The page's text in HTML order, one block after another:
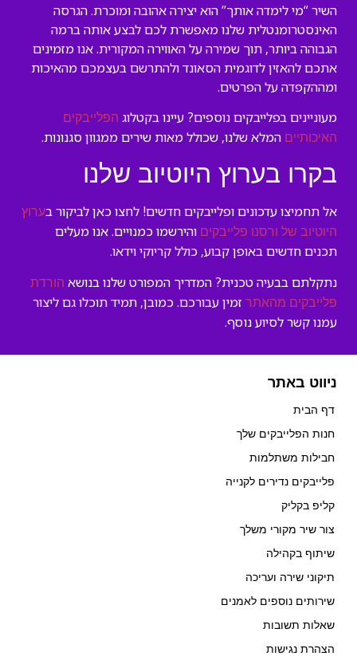
השיר “מי לימדה אותך” הוא יצירה אהובה ומוכרת. הגרסה
האינסטרומנטלית שלנו מאפשרת לכם לבצע אותה ברמה
הגבוהה ביותר, תוך שמירה על האווירה המקורית. אנו מזמינים
אתכם להאזין לדוגמית הסאונד ולהתרשם בעצמכם מהאיכות
ומההקפדה על הפרטים.
מעוניינים בפלייבקים נוספים? עיינו בקטלוג הפלייבקים
האיכותיים המלא שלנו, שכולל מאות שירים ממגוון סגנונות.
בקרו בערוץ היוטיוב שלנו
אל תחמיצו עדכונים ופלייבקים חדשים! לחצו כאן לביקור בערוץ
היוטיוב של ורסנו פלייבקים והירשמו כמנויים. אנו מעלים
תכנים חדשים באופן קבוע, כולל קריוקי וידאו.
נתקלתם בבעיה טכנית? המדריך המפורט שלנו בנושא הורדת
פלייבקים מהאתר זמין עבורכם. כמובן, תמיד תוכלו גם ליצור
עמנו קשר לסיוע נוסף.
ניווט באתר
דף הבית
חנות הפלייבקים שלך
חבילות משתלמות
פלייבקים נדירים לקנייה
קליפ בקליק
צור שיר מקורי משלך
שיתוף בקהילה
תיקוני שירה ועריכה
שירותים נוספים לאמנים
שאלות תשובות
הצהרת נגישות